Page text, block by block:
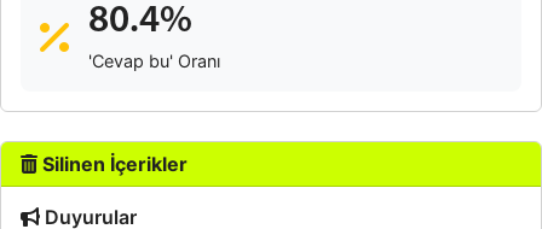
80.4%
'Cevap bu' Oranı
Silinen İçerikler
Duyurular